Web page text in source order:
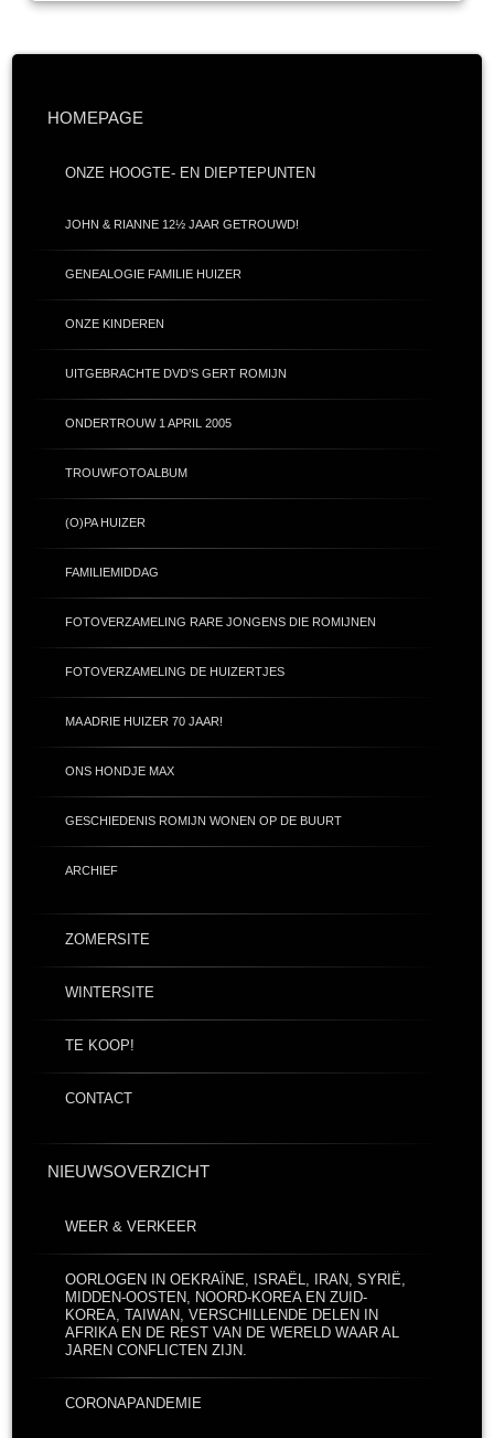
HOMEPAGE
ONZE HOOGTE- EN DIEPTEPUNTEN
JOHN & RIANNE 12½ JAAR GETROUWD!
GENEALOGIE FAMILIE HUIZER
ONZE KINDEREN
UITGEBRACHTE DVD’S GERT ROMIJN
ONDERTROUW 1 APRIL 2005
TROUWFOTOALBUM
(O)PA HUIZER
FAMILIEMIDDAG
FOTOVERZAMELING RARE JONGENS DIE ROMIJNEN
FOTOVERZAMELING DE HUIZERTJES
MA ADRIE HUIZER 70 JAAR!
ONS HONDJE MAX
GESCHIEDENIS ROMIJN WONEN OP DE BUURT
ARCHIEF
ZOMERSITE
WINTERSITE
TE KOOP!
CONTACT
NIEUWSOVERZICHT
WEER & VERKEER
OORLOGEN IN OEKRAÏNE, ISRAËL, IRAN, SYRIË,
MIDDEN-OOSTEN, NOORD-KOREA EN ZUID-
KOREA, TAIWAN, VERSCHILLENDE DELEN IN
AFRIKA EN DE REST VAN DE WERELD WAAR AL
JAREN CONFLICTEN ZIJN.
CORONAPANDEMIE